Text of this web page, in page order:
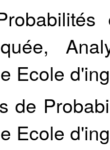
Ecole
de
Ecole